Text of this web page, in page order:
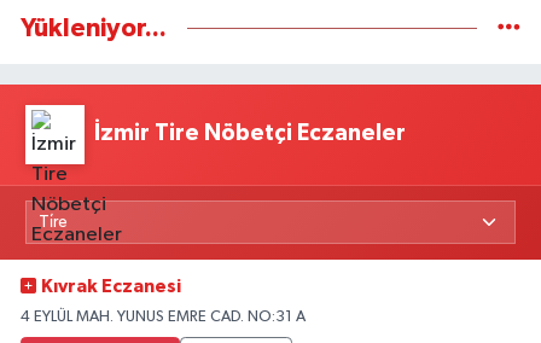
Yükleniyor...
İzmir Tire Nöbetçi Eczaneler
Kıvrak Eczanesi
4 EYLÜL MAH. YUNUS EMRE CAD. NO:31 A